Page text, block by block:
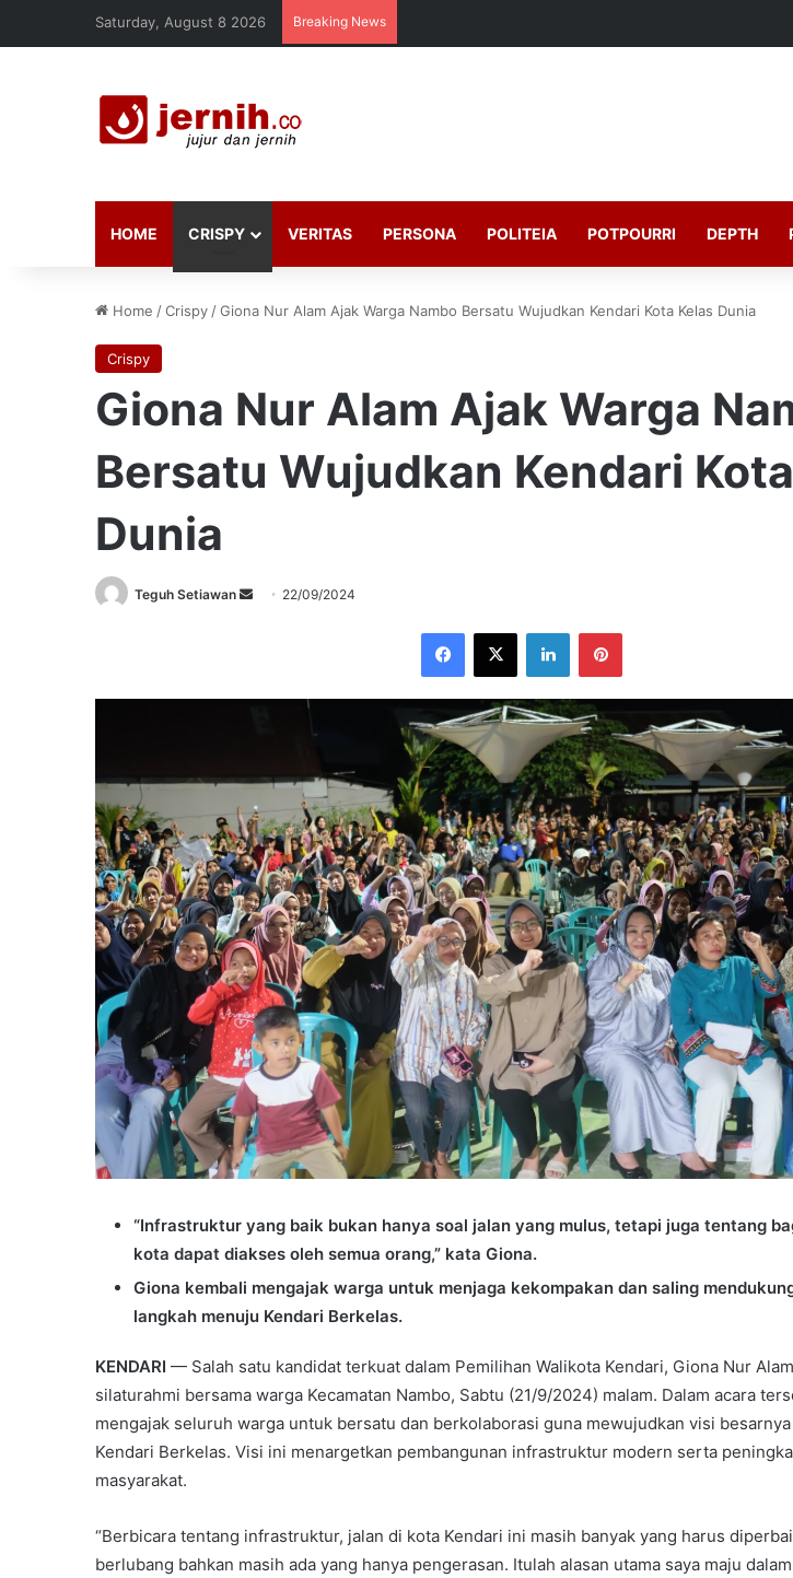
Saturday, August 8 2026 Breaking News
HOME CRISPY VERITAS PERSONA POLITEIA POTPOURRI DEPTH
Home /Crispy /Giona Nur Alam Ajak Warga Nambo Bersatu Wujudkan Kendari Kota Kelas Dunia
Crispy
Giona Nur Alam Ajak Warga
Bersatu Wujudkan Kendari
Dunia
Teguh Setiawan
Send 22/09/2024
Facebook
X LinkedInPinterest
“Infrastruktur yang baik bukan hanya soal jalan yang mulus, tetapi juga tentang
kota dapat diakses oleh semua orang,” kata Giona.
Giona kembali mengajak warga untuk menjaga kekompakan dan saling
langkah menuju Kendari Berkelas.
KENDARI — Salah satu kandidat terkuat dalam Pemilihan Walikota Kendari, Giona Nur
silaturahmi bersama warga Kecamatan Nambo, Sabtu (21/9/2024) malam. Dalam acara
mengajak seluruh warga untuk bersatu dan berkolaborasi guna mewujudkan visi
Kendari Berkelas. Visi ini menargetkan pembangunan infrastruktur modern serta
masyarakat.
“Berbicara tentang infrastruktur, jalan di kota Kendari ini masih banyak yang harus
berlubang bahkan masih ada yang hanya pengerasan. Itulah alasan utama saya maju